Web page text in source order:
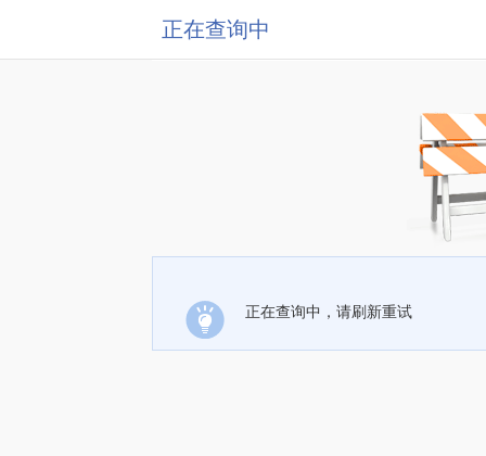
正在查询中
正在查询中，请刷新重试